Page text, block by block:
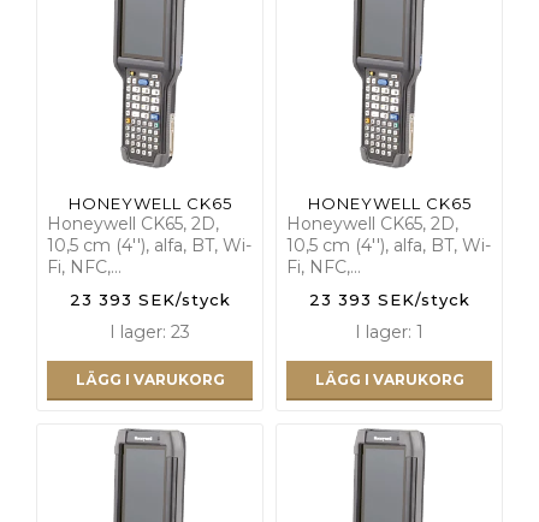
HONEYWELL CK65
Honeywell CK65, 2D,
10,5 cm (4''), alfa, BT, Wi-
Fi, NFC,…
23 393 SEK/styck
I lager: 23
LÄGG I VARUKORG
HONEYWELL CK65
Honeywell CK65, 2D,
10,5 cm (4''), alfa, BT, Wi-
Fi, NFC,…
23 393 SEK/styck
I lager: 1
LÄGG I VARUKORG